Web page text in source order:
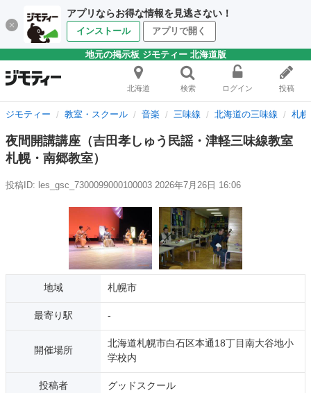
アプリならお得な情報を見逃さない！
インストール アプリで開く
地元の掲示板 ジモティー 北海道版
北海道 検索 ログイン 投稿
ジモティー 教室・スクール 音楽 三味線 北海道の三味線 札
夜間開講講座（吉田孝しゅう民謡・津軽三味線教室
札幌・南郷教室）
投稿ID: les_gsc_7300099000100003 2026年7月26日 16:06
地域 札幌市
最寄り駅 -
開催場所
北海道札幌市白石区本通18丁目南大谷地小
学校内
投稿者 グッドスクール